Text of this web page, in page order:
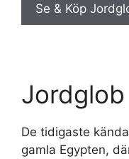
Se & Köp
De tidigaste
gamla Egypten,